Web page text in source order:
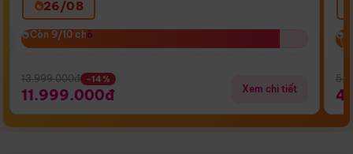
26/08
Còn 9/10 chỗ
Còn 9/10 chỗ
13.999.000đ -14%
11.999.000đ Xem chi tiết